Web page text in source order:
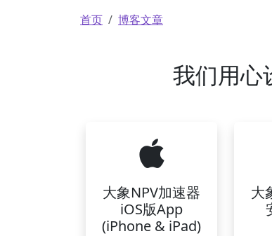
面包屑
首页 博客文章
我们用心
大象NPV加速器
iOS版App
(iPhone & iPad)
大